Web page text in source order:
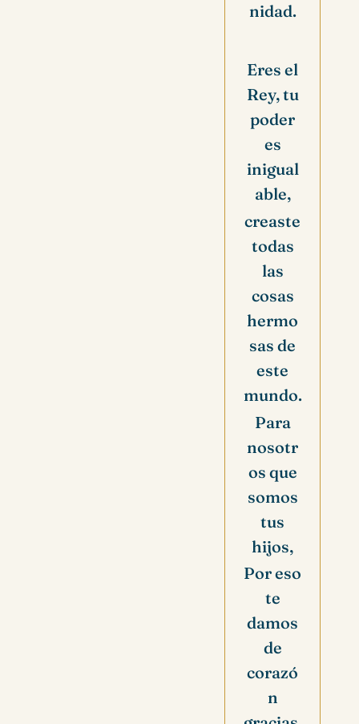
nidad.
Eres el
Rey, tu
poder
es
inigual
able,
creaste
todas
las
cosas
hermo
sas de
este
mundo.
Para
nosotr
os que
somos
tus
hijos,
Por eso
te
damos
de
corazó
n